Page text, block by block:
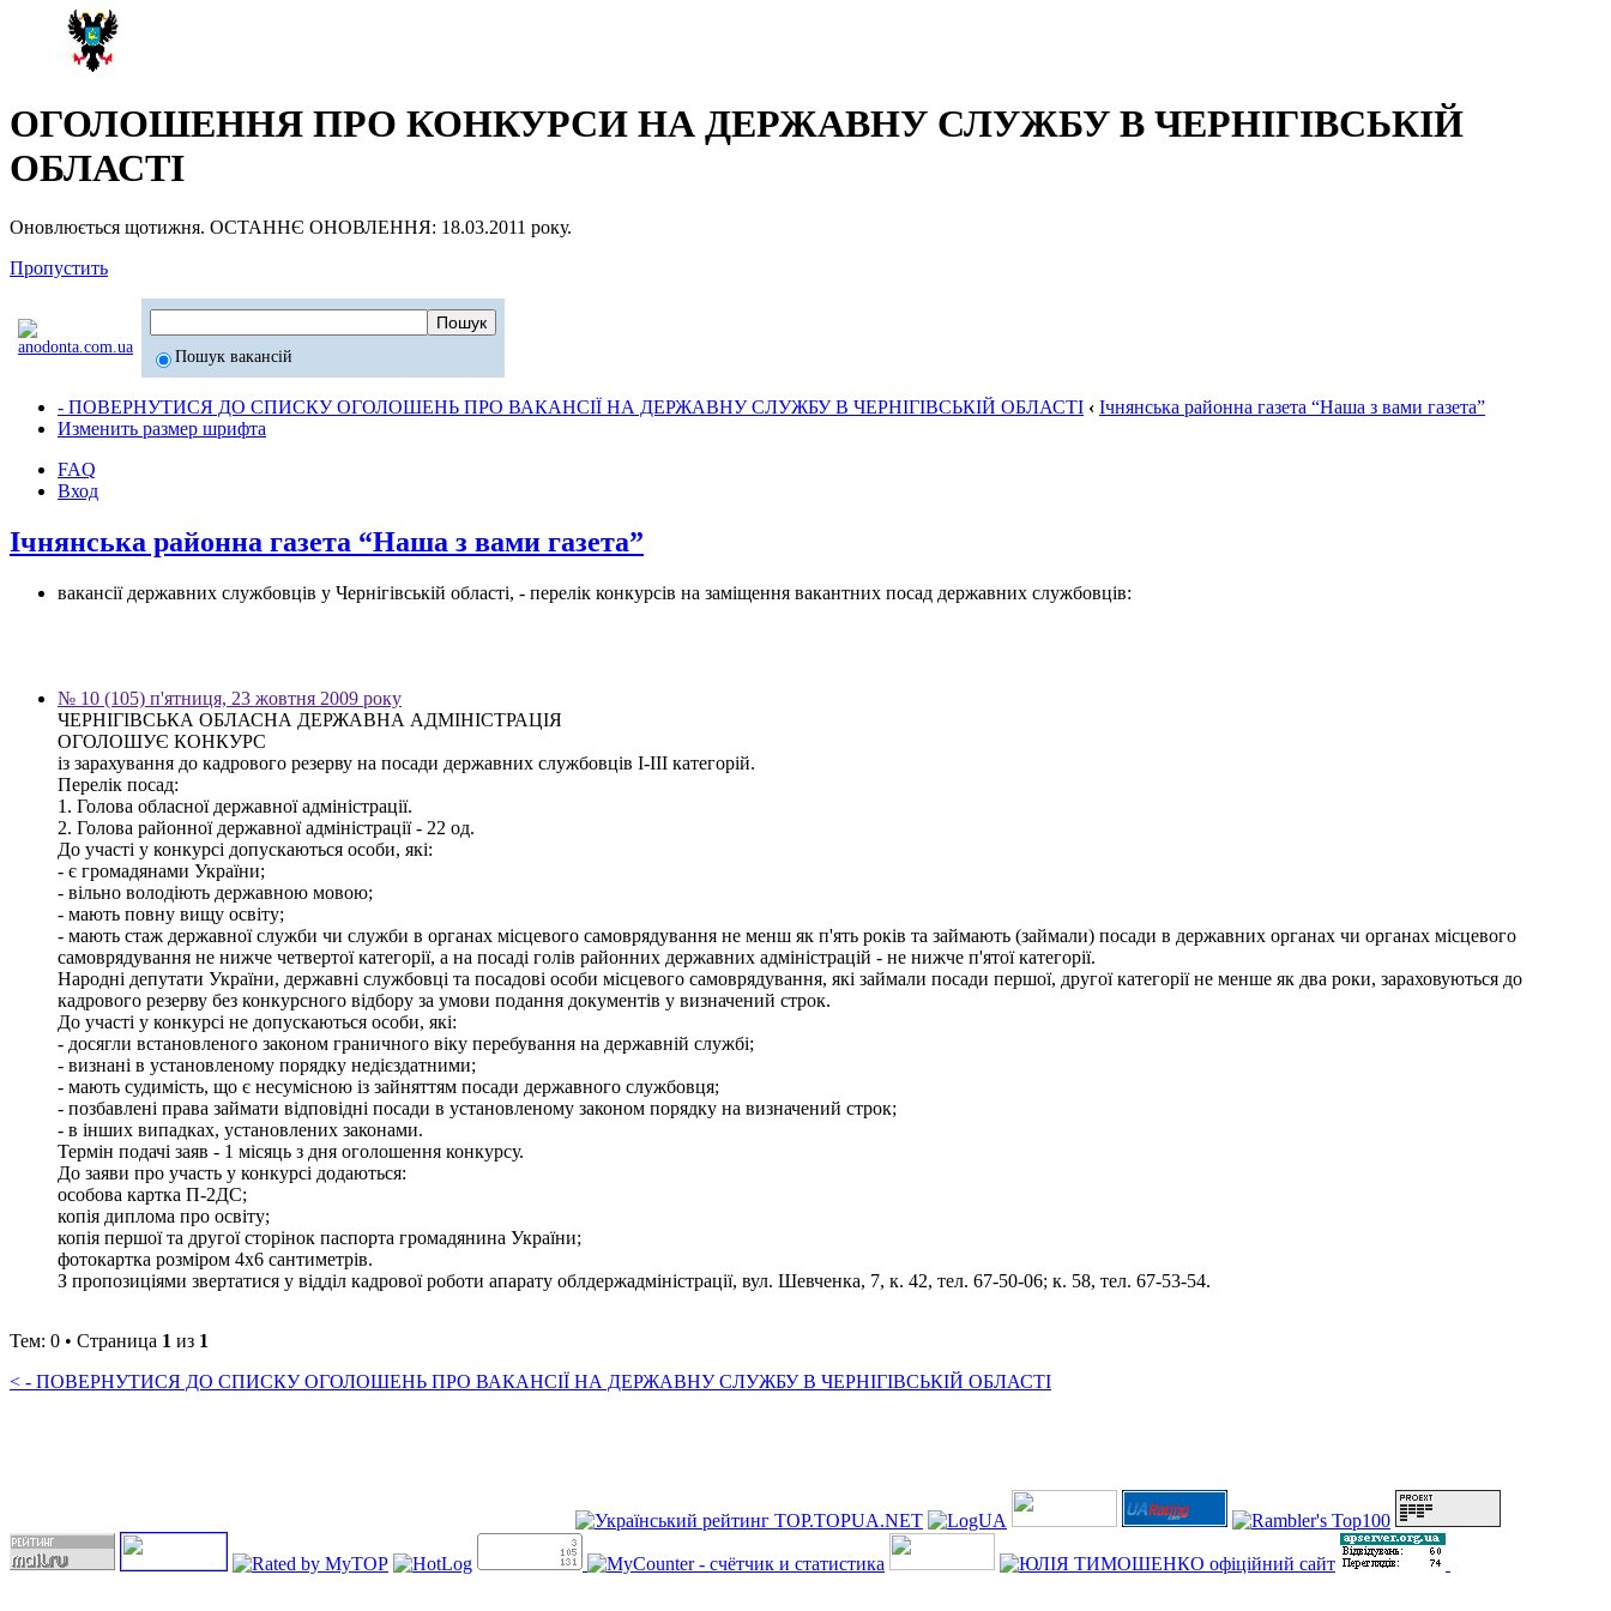
ОГОЛОШЕННЯ ПРО КОНКУРСИ НА ДЕРЖАВНУ СЛУЖБУ В ЧЕРНІГІВСЬКІЙ
ОБЛАСТІ
Оновлюється щотижня. ОСТАННЄ ОНОВЛЕННЯ: 18.03.2011 року.
Пропустить
Пошук вакансій
- ПОВЕРНУТИСЯ ДО СПИСКУ ОГОЛОШЕНЬ ПРО ВАКАНСІЇ НА ДЕРЖАВНУ СЛУЖБУ В ЧЕРНІГІВСЬКІЙ ОБЛАСТІ ‹ Ічнянська районна газета “Наша з вами газета”
Изменить размер шрифта
FAQ
Вход
Ічнянська районна газета “Наша з вами газета”
вакансії державних службовців у Чернігівській області, - перелік конкурсів на заміщення вакантних посад державних службовців:
№ 10 (105) п'ятниця, 23 жовтня 2009 року
ЧЕРНІГІВСЬКА ОБЛАСНА ДЕРЖАВНА АДМІНІСТРАЦІЯ
ОГОЛОШУЄ КОНКУРС
із зарахування до кадрового резерву на посади державних службовців І-ІІІ категорій.
Перелік посад:
1. Голова обласної державної адміністрації.
2. Голова районної державної адміністрації - 22 од.
До участі у конкурсі допускаються особи, які:
- є громадянами України;
- вільно володіють державною мовою;
- мають повну вищу освіту;
- мають стаж державної служби чи служби в органах місцевого самоврядування не менш як п'ять років та займають (займали) посади в державних органах чи органах місцевого
самоврядування не нижче четвертої категорії, а на посаді голів районних державних адміністрацій - не нижче п'ятої категорії.
Народні депутати України, державні службовці та посадові особи місцевого самоврядування, які займали посади першої, другої категорії не менше як два роки, зараховуються до
кадрового резерву без конкурсного відбору за умови подання документів у визначений строк.
До участі у конкурсі не допускаються особи, які:
- досягли встановленого законом граничного віку перебування на державній службі;
- визнані в установленому порядку недієздатними;
- мають судимість, що є несумісною із зайняттям посади державного службовця;
- позбавлені права займати відповідні посади в установленому законом порядку на визначений строк;
- в інших випадках, установлених законами.
Термін подачі заяв - 1 місяць з дня оголошення конкурсу.
До заяви про участь у конкурсі додаються:
особова картка П-2ДС;
копія диплома про освіту;
копія першої та другої сторінок паспорта громадянина України;
фотокартка розміром 4х6 сантиметрів.
З пропозиціями звертатися у відділ кадрової роботи апарату облдержадміністрації, вул. Шевченка, 7, к. 42, тел. 67-50-06; к. 58, тел. 67-53-54.
Тем: 0 • Страница 1 из 1
< - ПОВЕРНУТИСЯ ДО СПИСКУ ОГОЛОШЕНЬ ПРО ВАКАНСІЇ НА ДЕРЖАВНУ СЛУЖБУ В ЧЕРНІГІВСЬКІЙ ОБЛАСТІ